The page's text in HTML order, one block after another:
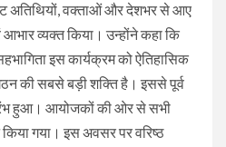
अतिथियों, वक्ताओं और देशभर से आए
व्यक्त किया। उन्होंने कहा कि
इस कार्यक्रम को ऐतिहासिक
की सबसे बड़ी शक्ति है। इससे पूर्व
हुआ। आयोजकों की ओर से सभी
गया। इस अवसर पर वरिष्ठ